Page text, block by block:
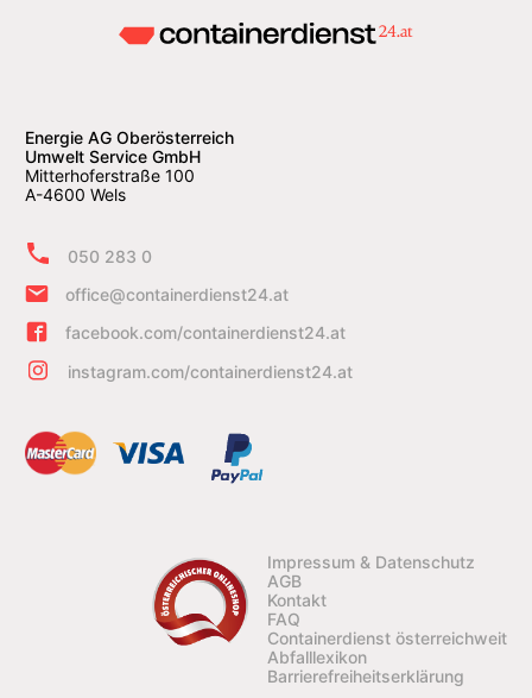
Energie AG Oberösterreich
Umwelt Service GmbH
Mitterhoferstraße 100
A-4600 Wels
050 283 0
office@containerdienst24.at
facebook.com/containerdienst24.at
instagram.com/containerdienst24.at
Impressum & Datenschutz
AGB
Kontakt
FAQ
Containerdienst österreichweit
Abfalllexikon
Barrierefreiheitserklärung